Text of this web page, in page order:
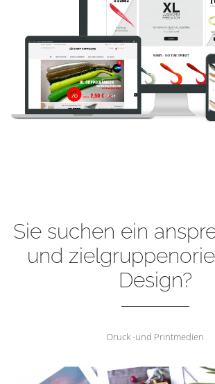
Sie suchen ein
und
Design?
Druck -und Printmedien